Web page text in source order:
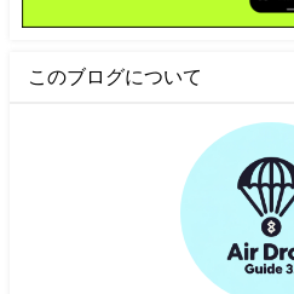
このブログについて